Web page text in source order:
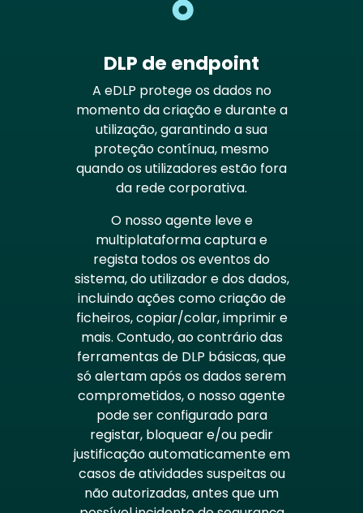
DLP de endpoint
A eDLP protege os dados no
momento da criação e durante a
utilização, garantindo a sua
proteção contínua, mesmo
quando os utilizadores estão fora
da rede corporativa.
O nosso agente leve e
multiplataforma captura e
regista todos os eventos do
sistema, do utilizador e dos dados,
incluindo ações como criação de
ficheiros, copiar/colar, imprimir e
mais. Contudo, ao contrário das
ferramentas de DLP básicas, que
só alertam após os dados serem
comprometidos, o nosso agente
pode ser configurado para
registar, bloquear e/ou pedir
justificação automaticamente em
casos de atividades suspeitas ou
não autorizadas, antes que um